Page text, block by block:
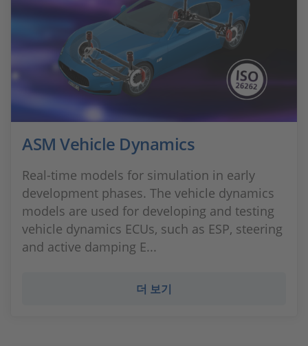
ASM Vehicle Dynamics
Real-time models for simulation in early
development phases. The vehicle dynamics
models are used for developing and testing
vehicle dynamics ECUs, such as ESP, steering
and active damping E...
더 보기